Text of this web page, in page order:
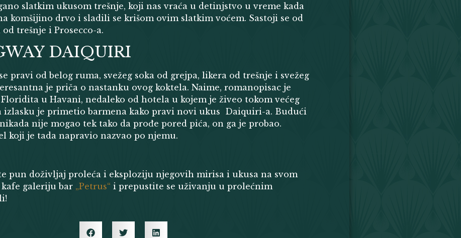
slatkim ukusom trešnje, koji nas vraća u detinjstvo u vreme kada
komšijino drvo i sladili se krišom ovim slatkim voćem. Sastoji se od
trešnje i Prosecco-a.
DAIQUIRI
pravi od belog ruma, svežeg soka od grejpa, likera od trešnje i svežeg
je priča o nastanku ovog koktela. Naime, romanopisac je
u Havani, nedaleko od hotela u kojem je živeo tokom većeg
izlasku je primetio barmena kako pravi novi ukus Daiquiri-a. Budući
nije mogao tek tako da prođe pored pića, on ga je probao.
koji je tada napravio nazvao po njemu.
pun doživljaj proleća i eksploziju njegovih mirisa i ukusa na svom
galeriju bar „Petrus“ i prepustite se uživanju u prolećnim